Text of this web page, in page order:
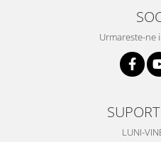
Urmareste-ne
LUNI-